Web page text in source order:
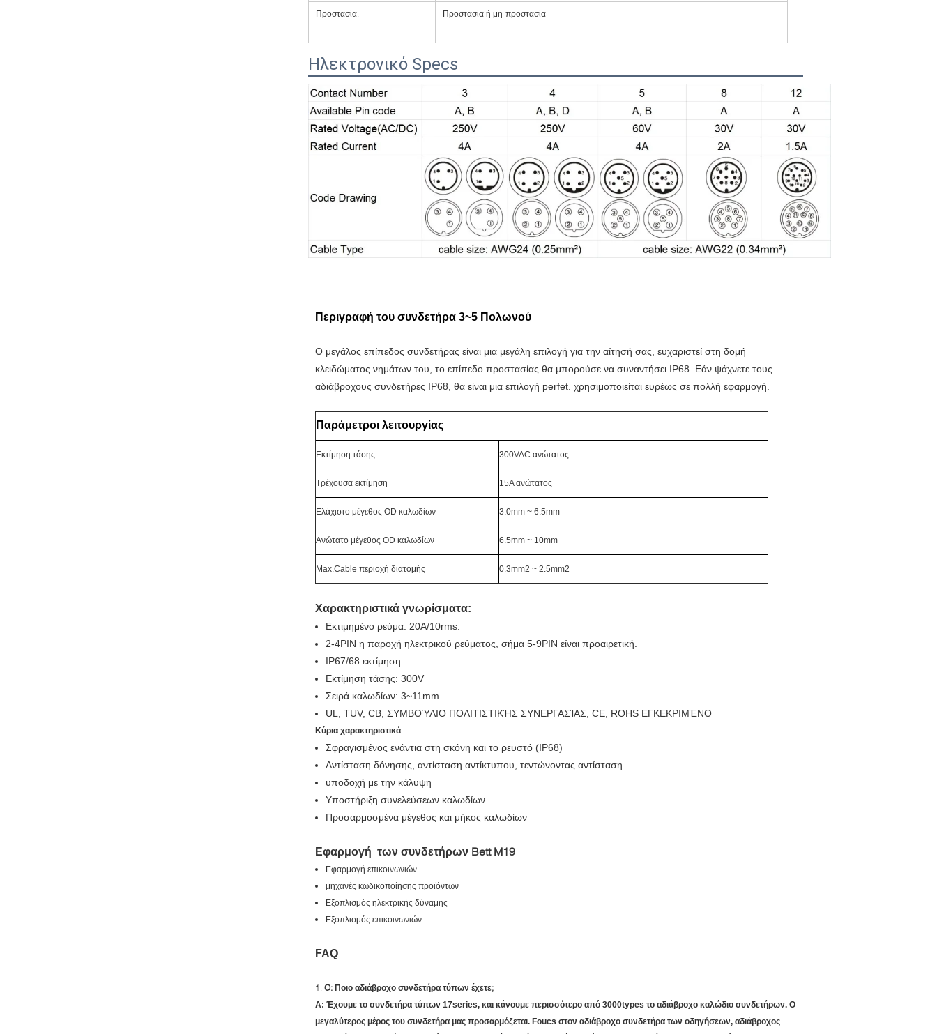
Προστασία: Προστασία ή μη-προστασία
Ηλεκτρονικό Specs
Περιγραφή του συνδετήρα 3~5 Πολωνού
Ο μεγάλος επίπεδος συνδετήρας είναι μια μεγάλη επιλογή για την αίτησή σας, ευχαριστεί στη δομή
κλειδώματος νημάτων του, το επίπεδο προστασίας θα μπορούσε να συναντήσει IP68. Εάν ψάχνετε τους
αδιάβροχους συνδετήρες IP68, θα είναι μια επιλογή perfet. χρησιμοποιείται ευρέως σε πολλή εφαρμογή.
Παράμετροι λειτουργίας
Εκτίμηση τάσης 300VAC ανώτατος
Τρέχουσα εκτίμηση 15A ανώτατος
Ελάχιστο μέγεθος OD καλωδίων 3.0mm ~ 6.5mm
Ανώτατο μέγεθος OD καλωδίων 6.5mm ~ 10mm
Max.Cable περιοχή διατομής 0.3mm2 ~ 2.5mm2
Χαρακτηριστικά γνωρίσματα:
Εκτιμημένο ρεύμα: 20A/10rms.
2-4PIN η παροχή ηλεκτρικού ρεύματος, σήμα 5-9PIN είναι προαιρετική.
IP67/68 εκτίμηση
Εκτίμηση τάσης: 300V
Σειρά καλωδίων: 3~11mm
UL, TUV, CB, ΣΥΜΒΟΎΛΙΟ ΠΟΛΙΤΙΣΤΙΚΉΣ ΣΥΝΕΡΓΑΣΊΑΣ, CE, ROHS ΕΓΚΕΚΡΙΜΈΝΟ
Κύρια χαρακτηριστικά
Σφραγισμένος ενάντια στη σκόνη και το ρευστό (IP68)
Αντίσταση δόνησης, αντίσταση αντίκτυπου, τεντώνοντας αντίσταση
υποδοχή με την κάλυψη
Υποστήριξη συνελεύσεων καλωδίων
Προσαρμοσμένα μέγεθος και μήκος καλωδίων
Εφαρμογή των συνδετήρων Bett M19
Εφαρμογή επικοινωνιών
μηχανές κωδικοποίησης προϊόντων
Εξοπλισμός ηλεκτρικής δύναμης
Εξοπλισμός επικοινωνιών
FAQ
1. Q: Ποιο αδιάβροχο συνδετήρα τύπων έχετε;
Α: Έχουμε το συνδετήρα τύπων 17series, και κάνουμε περισσότερο από 3000types το αδιάβροχο καλώδιο συνδετήρων. Ο
μεγαλύτερος μέρος του συνδετήρα μας προσαρμόζεται. Foucs στον αδιάβροχο συνδετήρα των οδηγήσεων, αδιάβροχος